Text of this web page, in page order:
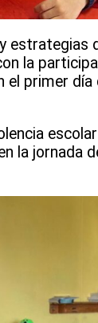
la
primer
la jornada